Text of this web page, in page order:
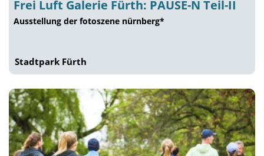
Frei Luft Galerie Fürth: PAUSE-N Teil-II
Ausstellung der fotoszene nürnberg*
Stadtpark Fürth